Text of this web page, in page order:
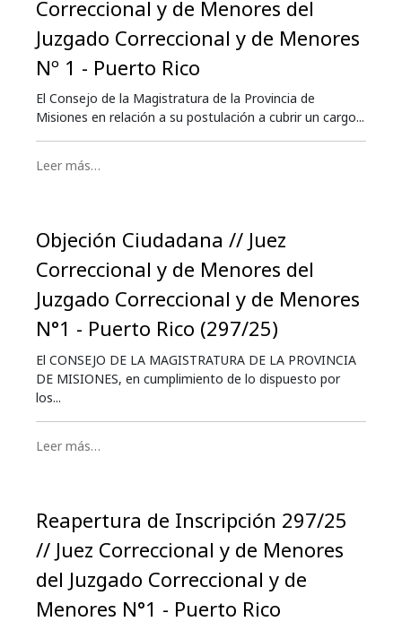
Correccional y de Menores del
Juzgado Correccional y de Menores
Nº 1 - Puerto Rico
El Consejo de la Magistratura de la Provincia de
Misiones en relación a su postulación a cubrir un cargo...
Leer más…
Objeción Ciudadana // Juez
Correccional y de Menores del
Juzgado Correccional y de Menores
N°1 - Puerto Rico (297/25)
El CONSEJO DE LA MAGISTRATURA DE LA PROVINCIA
DE MISIONES, en cumplimiento de lo dispuesto por
los...
Leer más…
Reapertura de Inscripción 297/25
// Juez Correccional y de Menores
del Juzgado Correccional y de
Menores N°1 - Puerto Rico